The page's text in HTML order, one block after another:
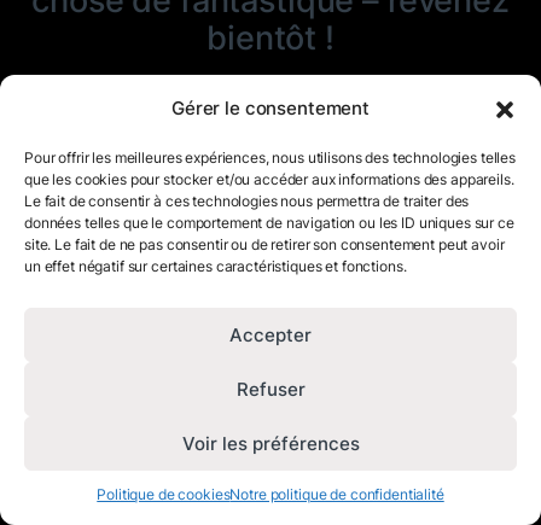
Gérer le consentement
Pour offrir les meilleures expériences, nous utilisons des technologies telles
que les cookies pour stocker et/ou accéder aux informations des appareils.
Le fait de consentir à ces technologies nous permettra de traiter des
données telles que le comportement de navigation ou les ID uniques sur ce
site. Le fait de ne pas consentir ou de retirer son consentement peut avoir
un effet négatif sur certaines caractéristiques et fonctions.
Accepter
Refuser
Voir les préférences
Politique de cookiesNotre politique de confidentialité
bientôt !